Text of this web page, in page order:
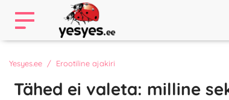
Yesyes.ee Erootiline ajakiri
Tähed ei valeta: milline